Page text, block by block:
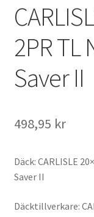
2PR TL
Saver II
498,95 kr
Däck: CARLISLE
Saver II
Däcktillverkare: